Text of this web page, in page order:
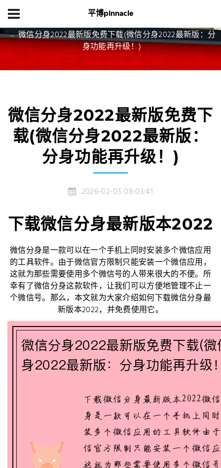
平博pinnacle
微信分身2022最新版免费下载(微信分身2022最新版：分
身功能再升级！)
微信分身2022最新版免费下
载(微信分身2022最新版：
分身功能再升级！)
2026-02-05 08:03:41
下载微信分身最新版本2022
微信分身是一款可以在一个手机上同时安装多个微信应用
的工具软件。由于微信官方限制只能安装一个微信应用，
这就为那些需要使用多个微信号的人带来很大的不便。所
幸有了微信分身这款软件，让我们可以方便地管理不止一
个微信号。那么，本文就为大家介绍如何下载微信分身最
新版本2022，并免费使用它。